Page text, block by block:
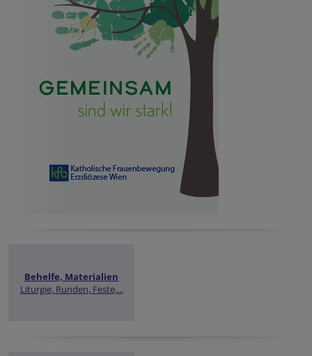
Behelfe, Materialien
Liturgie, Runden, Feste,...